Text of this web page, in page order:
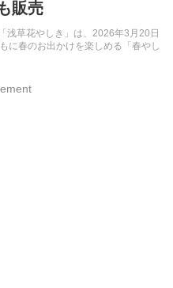
（中学生向け）
販売
草花やしき」は、2026年3月20日
に春のお出かけを楽しめる「春やし